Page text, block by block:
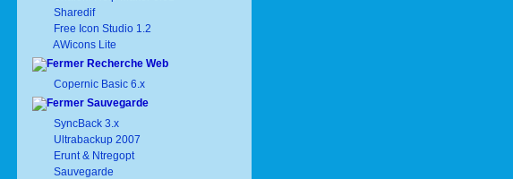
Sharedif
Free Icon Studio 1.2
AWicons Lite
Recherche Web
Copernic Basic 6.x
Sauvegarde
SyncBack 3.x
Ultrabackup 2007
Erunt & Ntregopt
Sauvegarde